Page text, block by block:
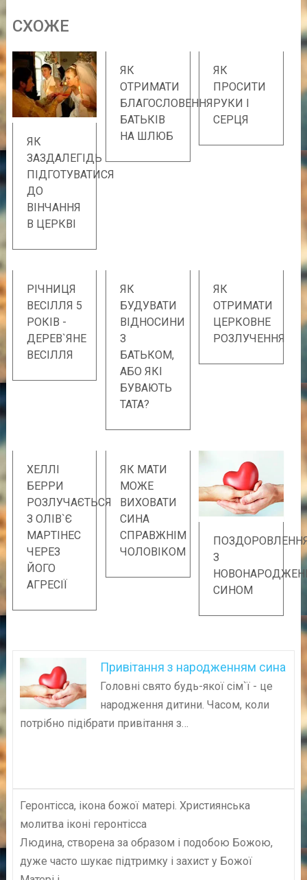
CХОЖE
ЯК
ЗАЗДАЛЕГІДЬ
ПІДГОТУВАТИСЯ
ДО
ВІНЧАННЯ
В ЦЕРКВІ
ЯК
ОТРИМАТИ
БЛАГОСЛОВЕННЯ
БАТЬКІВ
НА ШЛЮБ
ЯК
ПРОСИТИ
РУКИ І
СЕРЦЯ
РІЧНИЦЯ
ВЕСІЛЛЯ 5
РОКІВ -
ДЕРЕВ`ЯНЕ
ВЕСІЛЛЯ
ЯК
БУДУВАТИ
ВІДНОСИНИ
З
БАТЬКОМ,
АБО ЯКІ
БУВАЮТЬ
ТАТА?
ЯК
ОТРИМАТИ
ЦЕРКОВНЕ
РОЗЛУЧЕННЯ
ХЕЛЛІ
БЕРРИ
РОЗЛУЧАЄТЬСЯ
З ОЛІВ`Є
МАРТІНЕС
ЧЕРЕЗ
ЙОГО
АГРЕСІЇ
ЯК МАТИ
МОЖЕ
ВИХОВАТИ
СИНА
СПРАВЖНІМ
ЧОЛОВІКОМ
З
СИНОМ
Привітання з народженням сина
Головні свято будь-якої сім`ї - це
народження дитини. Часом, коли
потрібно підібрати привітання з…
Геронтісса, ікона божої матері. Християнська
молитва іконі геронтісса
Людина, створена за образом і подобою Божою,
дуже часто шукає підтримку і захист у Божої